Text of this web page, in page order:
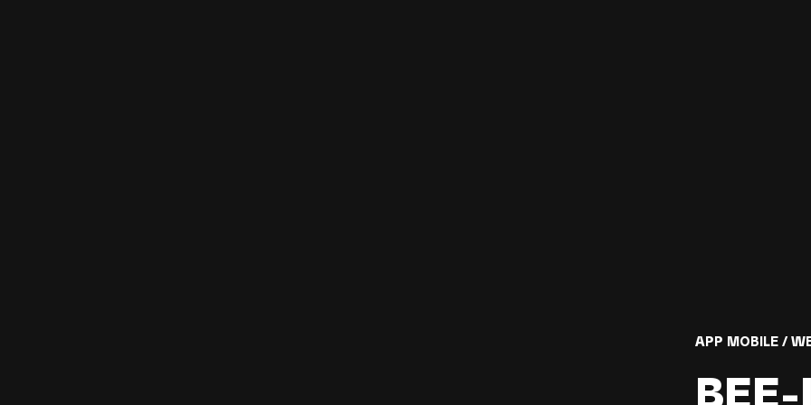
APP MOBILE /